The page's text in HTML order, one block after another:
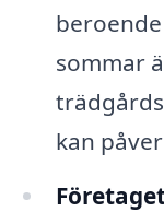
sommar
kan